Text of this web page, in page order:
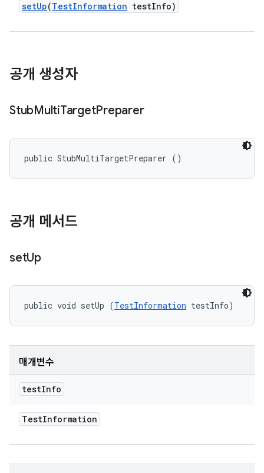
setUp(TestInformation testInfo)
공개 생성자
StubMultiTargetPreparer
public StubMultiTargetPreparer ()
공개 메서드
setUp
public void setUp (TestInformation testInfo)
매개변수
testInfo
TestInformation